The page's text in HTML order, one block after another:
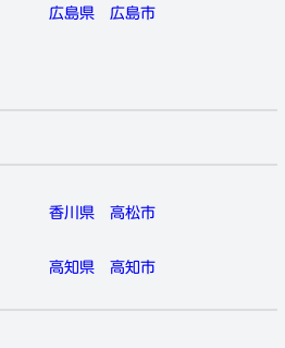
広島県 広島市
香川県 高松市
高知県 高知市